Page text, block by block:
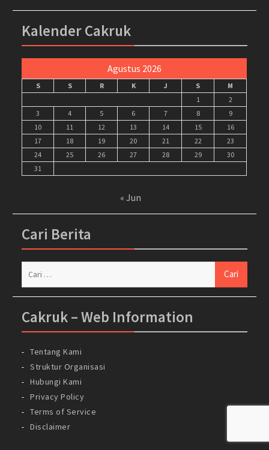
Kalender Cakruk
Agustus 2026
S S R K J S
M
1
2
3
4 5 6 7 8
9
10
11 12 13 14 15
16
17
18 19 20 21 22
23
24
25 26 27 28 29
30
31
« Jun
Cari Berita
Cakruk – Web Information
Tentang Kami
Struktur Organisasi
Hubungi Kami
Privacy Policy
Terms of Service
Disclaimer